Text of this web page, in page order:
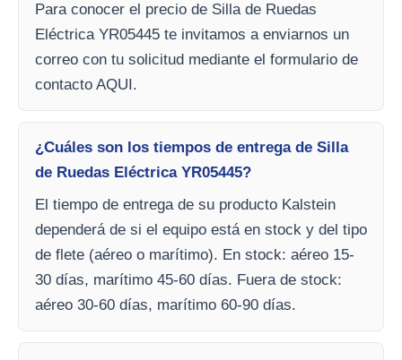
Para conocer el precio de Silla de Ruedas
Eléctrica YR05445 te invitamos a enviarnos un
correo con tu solicitud mediante el formulario de
contacto AQUI.
¿Cuáles son los tiempos de entrega de Silla
de Ruedas Eléctrica YR05445?
El tiempo de entrega de su producto Kalstein
dependerá de si el equipo está en stock y del tipo
de flete (aéreo o marítimo). En stock: aéreo 15-
30 días, marítimo 45-60 días. Fuera de stock:
aéreo 30-60 días, marítimo 60-90 días.